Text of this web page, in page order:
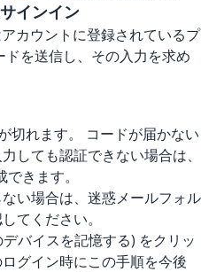
インイン
カウントに登録されているプ
を送信し、その入力を求め
切れます。 コードが届かない
しても認証できない場合は、
きます。
い場合は、迷惑メールフォル
てください。
バイスを記憶する) をクリッ
グイン時にこの手順を今後